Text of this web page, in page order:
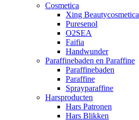
Cosmetica
Xing Beautycosmetica
Puresenol
O2SEA
Faifia
Handwunder
Paraffinebaden en Paraffine
Paraffinebaden
Paraffine
Sprayparaffine
Harsproducten
Hars Patronen
Hars Blikken